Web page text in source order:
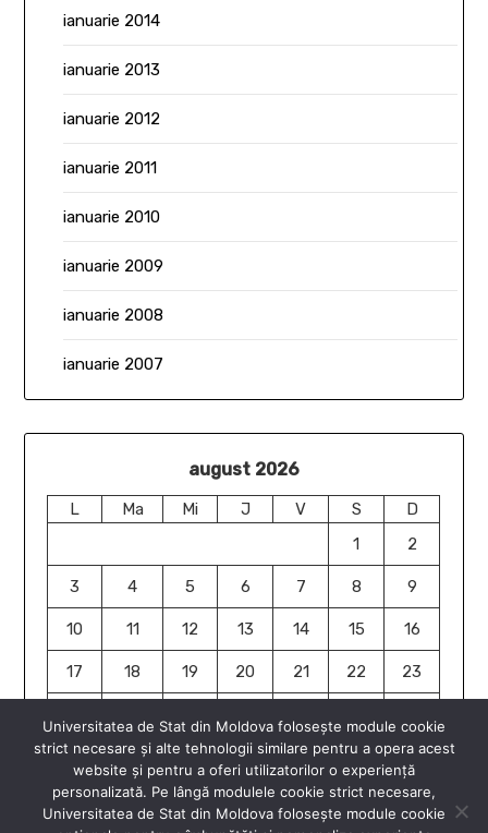
ianuarie 2014
ianuarie 2013
ianuarie 2012
ianuarie 2011
ianuarie 2010
ianuarie 2009
ianuarie 2008
ianuarie 2007
august 2026
L Ma Mi J V S
D
1
2
3 4 5 6 7 8 9
10 11 12 13 14 15 16
17 18 19 20 21 22 23
31
« iun.
Universitatea de Stat din Moldova folosește module cookie
strict necesare și alte tehnologii similare pentru a opera acest
website și pentru a oferi utilizatorilor o experiență
personalizată. Pe lângă modulele cookie strict necesare,
Universitatea de Stat din Moldova folosește module cookie